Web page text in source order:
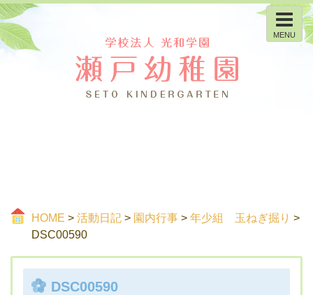
MENU
HOME > 活動日記 > 園内行事 > 年少組 玉ねぎ掘り >
DSC00590
DSC00590